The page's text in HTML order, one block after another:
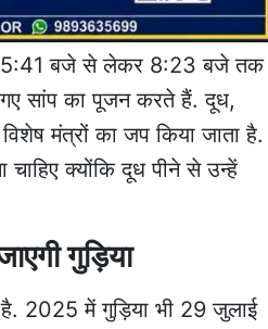
5:41 बजे से लेकर 8:23 बजे तक
गए सांप का पूजन करते हैं. दूध,
मंत्रों का जप किया जाता है.
क्योंकि दूध पीने से उन्हें
गुड़िया
है. 2025 में गुड़िया भी 29 जुलाई